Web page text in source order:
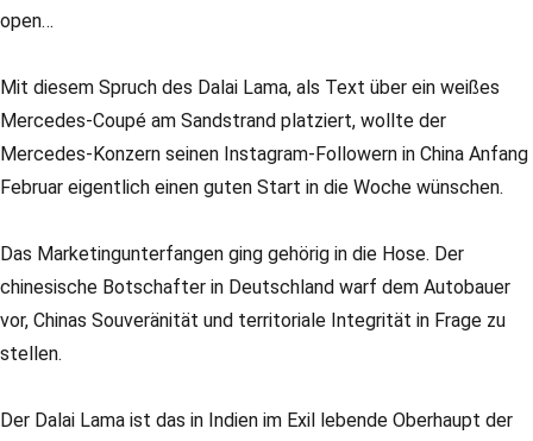
open…
Mit diesem Spruch des Dalai Lama, als Text über ein weißes
Mercedes-Coupé am Sandstrand platziert, wollte der
Mercedes-Konzern seinen Instagram-Followern in China Anfang
Februar eigentlich einen guten Start in die Woche wünschen.
Das Marketingunterfangen ging gehörig in die Hose. Der
chinesische Botschafter in Deutschland warf dem Autobauer
vor, Chinas Souveränität und territoriale Integrität in Frage zu
stellen.
Der Dalai Lama ist das in Indien im Exil lebende Oberhaupt der